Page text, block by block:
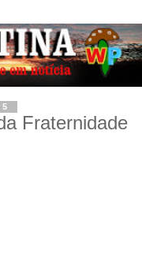
Fraternidade